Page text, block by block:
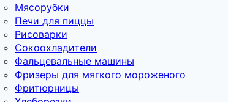
Мясорубки
Печи для пиццы
Рисоварки
Сокоохладители
Фальцевальные машины
Фризеры для мягкого мороженого
Фритюрницы